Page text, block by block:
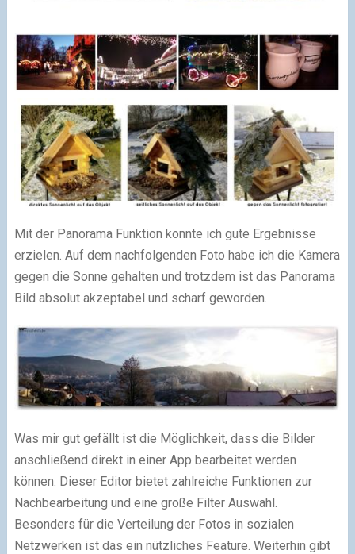
Mit der Panorama Funktion konnte ich gute Ergebnisse
erzielen. Auf dem nachfolgenden Foto habe ich die Kamera
gegen die Sonne gehalten und trotzdem ist das Panorama
Bild absolut akzeptabel und scharf geworden.
Was mir gut gefällt ist die Möglichkeit, dass die Bilder
anschließend direkt in einer App bearbeitet werden
können. Dieser Editor bietet zahlreiche Funktionen zur
Nachbearbeitung und eine große Filter Auswahl.
Besonders für die Verteilung der Fotos in sozialen
Netzwerken ist das ein nützliches Feature. Weiterhin gibt